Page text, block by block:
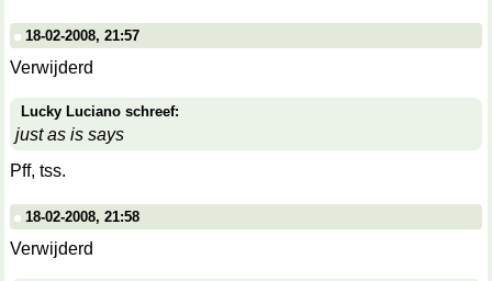
18-02-2008, 21:57
Verwijderd
Lucky Luciano schreef:
just as is says
Pff, tss.
18-02-2008, 21:58
Verwijderd